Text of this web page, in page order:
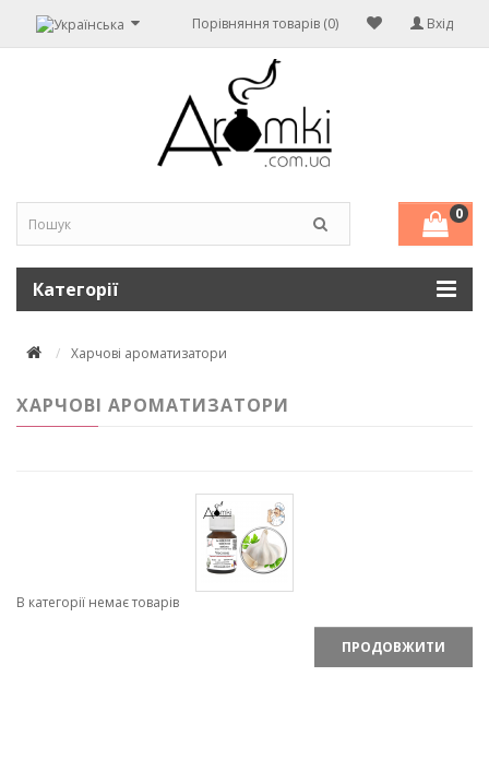
Вхід
Порівняння товарів (0)
0
Категорії
Харчові ароматизатори
ХАРЧОВІ АРОМАТИЗАТОРИ
В категорії немає товарів
ПРОДОВЖИТИ